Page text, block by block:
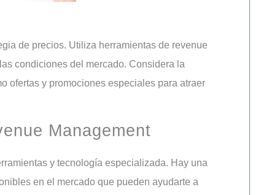
condiciones del mercado. Considera la
ofertas y promociones especiales para atraer
Management
en el mercado que pueden ayudarte a